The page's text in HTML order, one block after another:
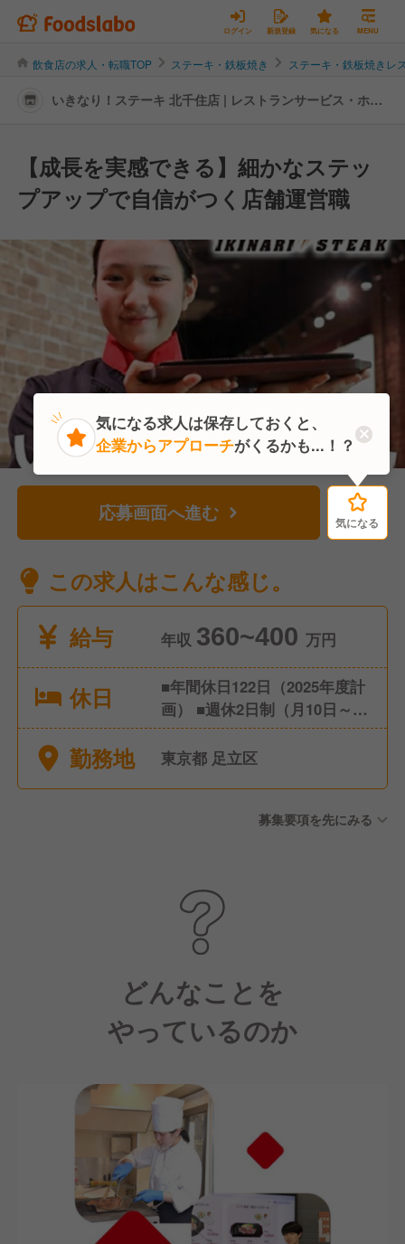
ログイン 新規登録 気になる MENU
飲食店の求人・転職TOP ステーキ・鉄板焼き ステーキ・鉄板焼きレ
いきなり！ステーキ 北千住店 | レストランサービス・ホー
【成長を実感できる】細かなステッ
プアップで自信がつく店舗運営職
応募画面へ進む 気になる
この求人はこんな感じ。
給与
年収 360~400 万円
休日
■年間休日122日（2025年度計
画） ■週休2日制（月10日～11
日／店舗シフトによる） ■有
給休暇 ■慶弔休暇 ■出産・
勤務地 東京都 足立区
募集要項を先にみる
どんなことを
やっているのか
気になる
気になる求人は保存しておくと、
企業からアプローチがくるかも...！？